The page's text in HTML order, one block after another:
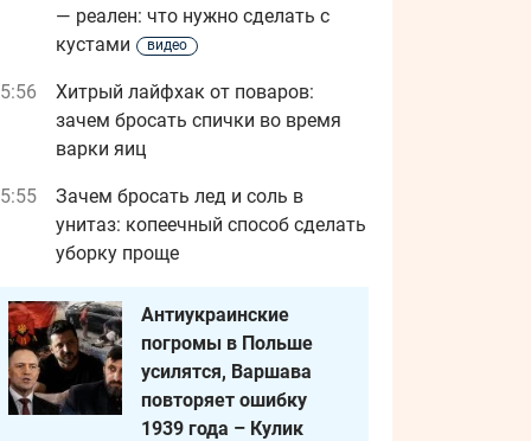
— реален: что нужно сделать с
кустами
видео
Хитрый лайфхак от поваров:
зачем бросать спички во время
варки яиц
Зачем бросать лед и соль в
унитаз: копеечный способ сделать
уборку проще
Антиукраинские
погромы в Польше
усилятся, Варшава
повторяет ошибку
1939 года – Кулик